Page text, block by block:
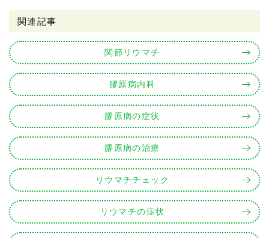
関連記事
関節リウマチ
膠原病内科
膠原病の症状
膠原病の治療
リウマチチェック
リウマチの症状